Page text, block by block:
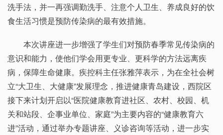
洗手法，并一再强调勤洗手、注意个人卫生、养成良好的饮
食生活习惯是预防传染病的最有效措施。
本次讲座进一步增强了学生们对预防春季常见传染病的
意识和能力，使他们学会用更专业、更科学的方法远离疾
病，保障生命健康。疾控科主任张雅萍表示，为在全社会树
立“大卫生、大健康”发展理念，推进健康青岛建设，西院区
接下来计划开启以“医院健康教育进社区、农村、校园、机
关和站段、企事业单位、家庭”为主要内容的“健康教育六
进”活动，通过举办专题讲座、义诊咨询等活动，进一步实